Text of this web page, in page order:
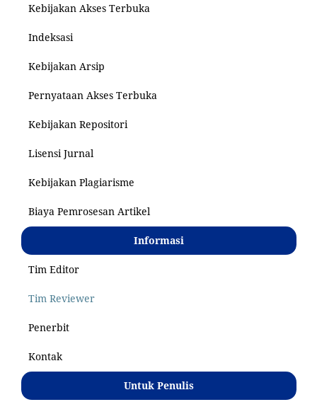
Kebijakan Akses Terbuka
Indeksasi
Kebijakan Arsip
Pernyataan Akses Terbuka
Kebijakan Repositori
Lisensi Jurnal
Kebijakan Plagiarisme
Biaya Pemrosesan Artikel
Informasi
Tim Editor
Tim Reviewer
Penerbit
Kontak
Untuk Penulis